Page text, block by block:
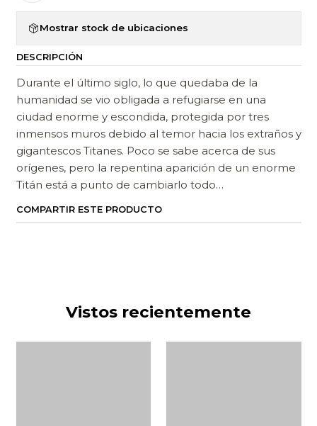
Mostrar stock de ubicaciones
DESCRIPCIÓN
Durante el último siglo, lo que quedaba de la
humanidad se vio obligada a refugiarse en una
ciudad enorme y escondida, protegida por tres
inmensos muros debido al temor hacia los extraños y
gigantescos Titanes. Poco se sabe acerca de sus
orígenes, pero la repentina aparición de un enorme
Titán está a punto de cambiarlo todo…
COMPARTIR ESTE PRODUCTO
Vistos recientemente